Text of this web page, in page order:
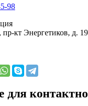
98
пр-кт Энергетиков, д.
для